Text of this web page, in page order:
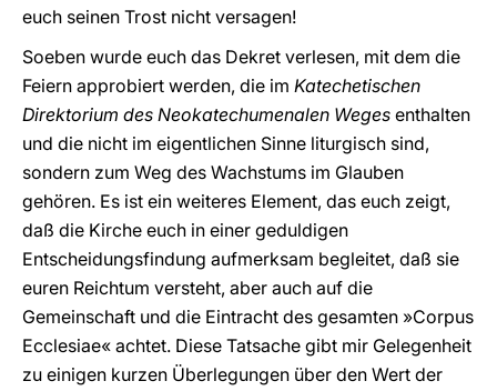
euch seinen Trost nicht versagen!
Soeben wurde euch das Dekret verlesen, mit dem die
Feiern approbiert werden, die im Katechetischen
Direktorium des Neokatechumenalen Weges enthalten
und die nicht im eigentlichen Sinne liturgisch sind,
sondern zum Weg des Wachstums im Glauben
gehören. Es ist ein weiteres Element, das euch zeigt,
daß die Kirche euch in einer geduldigen
Entscheidungsfindung aufmerksam begleitet, daß sie
euren Reichtum versteht, aber auch auf die
Gemeinschaft und die Eintracht des gesamten »Corpus
Ecclesiae« achtet. Diese Tatsache gibt mir Gelegenheit
zu einigen kurzen Überlegungen über den Wert der